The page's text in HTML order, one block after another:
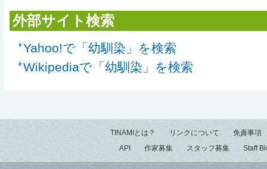
外部サイト検索
Yahoo!で「幼馴染」を検索
Wikipediaで「幼馴染」を検索
TINAMIとは？ リンクについて
免責事項
API
作家募集 スタッフ募集 Staff